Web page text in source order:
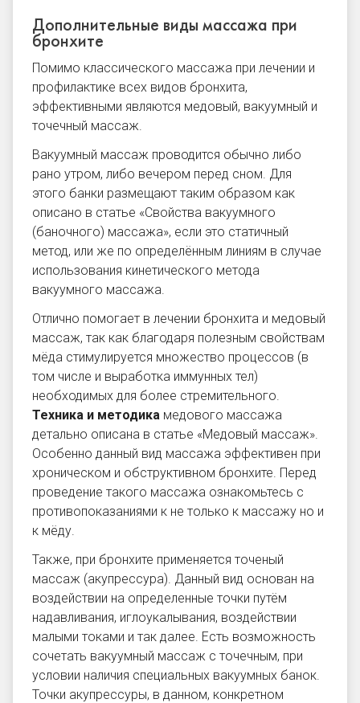
Дополнительные виды массажа при
бронхите
Помимо классического массажа при лечении и
профилактике всех видов бронхита,
эффективными являются медовый, вакуумный и
точечный массаж.
Вакуумный массаж проводится обычно либо
рано утром, либо вечером перед сном. Для
этого банки размещают таким образом как
описано в статье «Свойства вакуумного
(баночного) массажа», если это статичный
метод, или же по определённым линиям в случае
использования кинетического метода
вакуумного массажа.
Отлично помогает в лечении бронхита и медовый
массаж, так как благодаря полезным свойствам
мёда стимулируется множество процессов (в
том числе и выработка иммунных тел)
необходимых для более стремительного.
Техника и методика медового массажа
детально описана в статье «Медовый массаж».
Особенно данный вид массажа эффективен при
хроническом и обструктивном бронхите. Перед
проведение такого массажа ознакомьтесь с
противопоказаниями к не только к массажу но и
к мёду.
Также, при бронхите применяется точеный
массаж (акупрессура). Данный вид основан на
воздействии на определенные точки путём
надавливания, иглоукалывания, воздействии
малыми токами и так далее. Есть возможность
сочетать вакуумный массаж с точечным, при
условии наличия специальных вакуумных банок.
Точки акупрессуры, в данном, конкретном